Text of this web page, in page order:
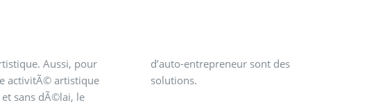
solutions.